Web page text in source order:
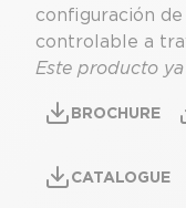
configuración
controlable a
Este producto
BROCHURE
CATALOGUE